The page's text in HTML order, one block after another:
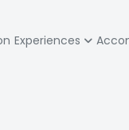
Experiences